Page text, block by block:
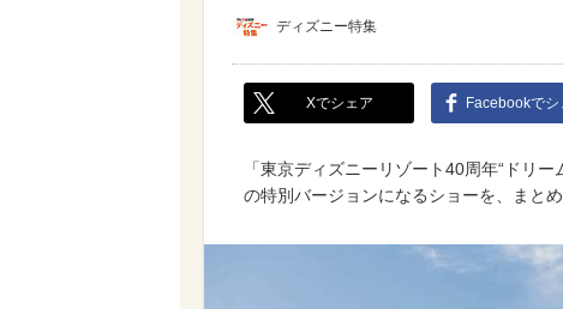
ディズニー特集
Xでシェア Facebookでシ
「東京ディズニーリゾート40周年“ドリ
の特別バージョンになるショーを、まとめ